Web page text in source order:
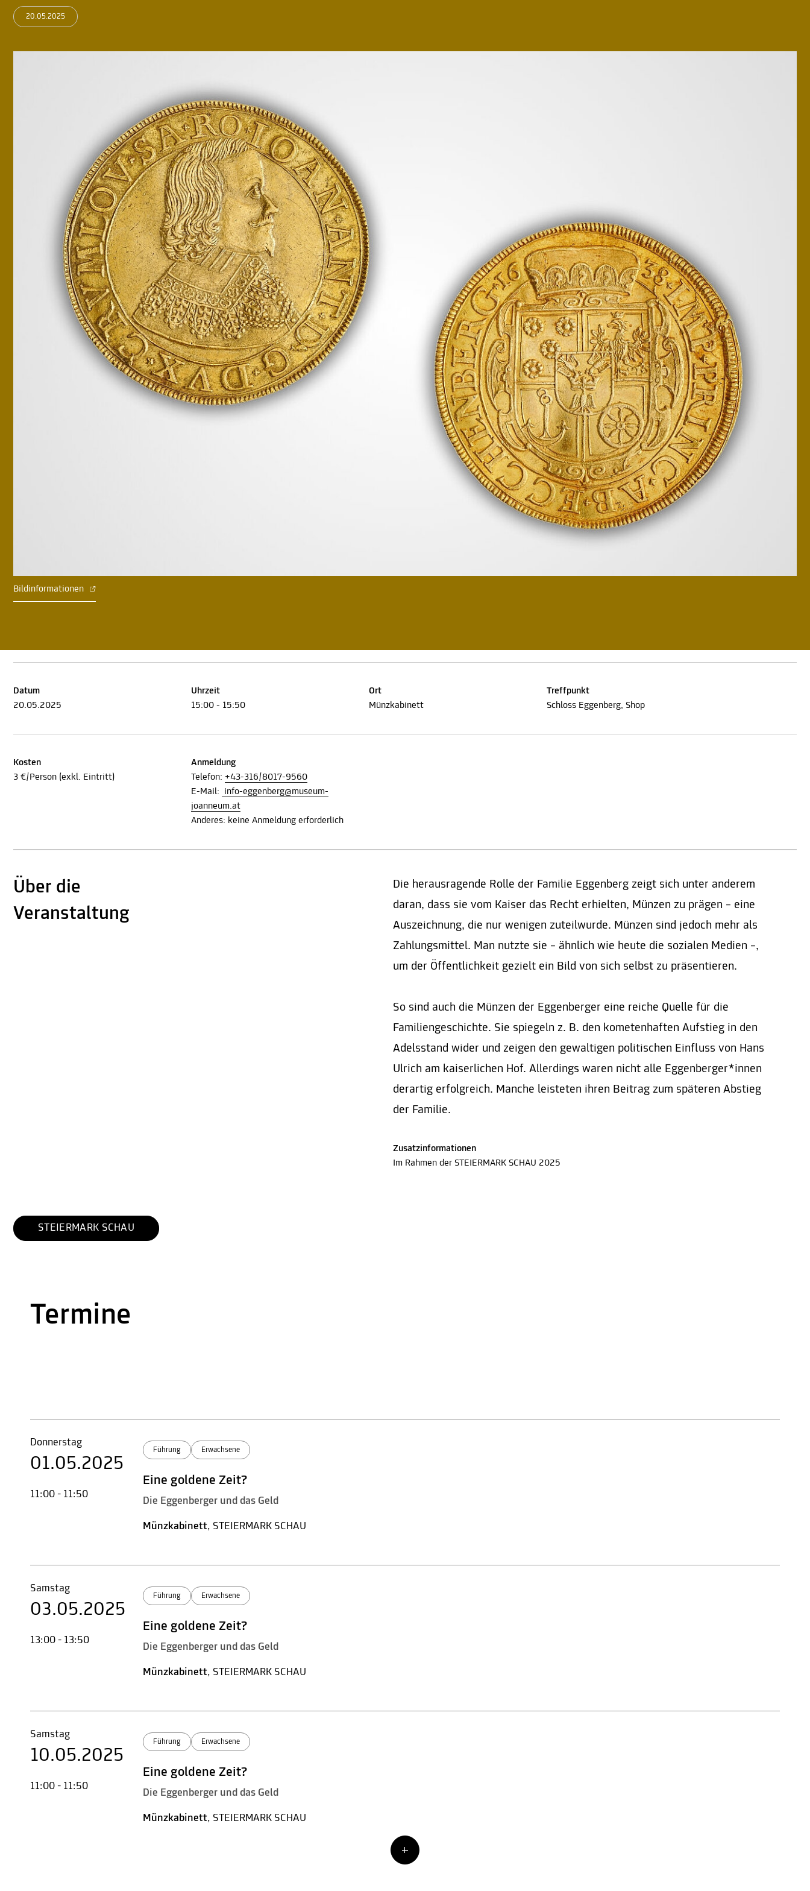
20.05.2025
Bildinformationen
Datum
20.05.2025
Uhrzeit
15:00 - 15:50
Ort
Münzkabinett
Treffpunkt
Schloss Eggenberg, Shop
Kosten
3 €/Person (exkl. Eintritt)
Anmeldung
Telefon: +43-316/8017-9560
E-Mail:
info-eggenberg@museum-
joanneum.at
Anderes: keine Anmeldung erforderlich
Über die
Veranstaltung
Die herausragende Rolle der Familie Eggenberg zeigt sich unter anderem
daran, dass sie vom Kaiser das Recht erhielten, Münzen zu prägen – eine
Auszeichnung, die nur wenigen zuteilwurde. Münzen sind jedoch mehr als
Zahlungsmittel. Man nutzte sie – ähnlich wie heute die sozialen Medien –,
um der Öffentlichkeit gezielt ein Bild von sich selbst zu präsentieren.
So sind auch die Münzen der Eggenberger eine reiche Quelle für die
Familiengeschichte. Sie spiegeln z. B. den kometenhaften Aufstieg in den
Adelsstand wider und zeigen den gewaltigen politischen Einfluss von Hans
Ulrich am kaiserlichen Hof. Allerdings waren nicht alle Eggenberger*innen
derartig erfolgreich. Manche leisteten ihren Beitrag zum späteren Abstieg
der Familie.
Zusatzinformationen
Im Rahmen der STEIERMARK SCHAU 2025
STEIERMARK SCHAU
Termine
Donnerstag
01.05.2025
11:00 - 11:50
Führung Erwachsene
Eine goldene Zeit?
Die Eggenberger und das Geld
Münzkabinett, STEIERMARK SCHAU
Samstag
03.05.2025
13:00 - 13:50
Führung Erwachsene
Eine goldene Zeit?
Die Eggenberger und das Geld
Münzkabinett, STEIERMARK SCHAU
Samstag
10.05.2025
11:00 - 11:50
Führung Erwachsene
Eine goldene Zeit?
Die Eggenberger und das Geld
Münzkabinett, STEIERMARK SCHAU